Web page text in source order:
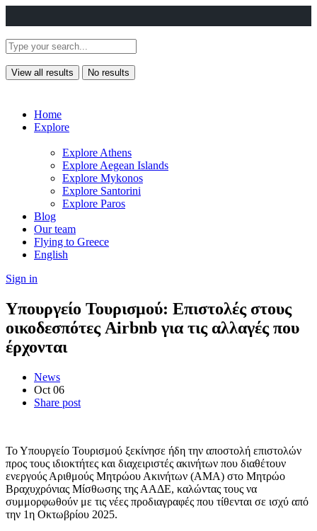
View all results No results
Home
Explore
Explore Athens
Explore Aegean Islands
Explore Mykonos
Explore Santorini
Explore Paros
Blog
Our team
Flying to Greece
English
Sign in
Υπουργείο Τουρισμού: Επιστολές στους
οικοδεσπότες Airbnb για τις αλλαγές που
έρχονται
News
Oct 06
Share post
Το Υπουργείο Τουρισμού ξεκίνησε ήδη την αποστολή επιστολών
προς τους ιδιοκτήτες και διαχειριστές ακινήτων που διαθέτουν
ενεργούς Αριθμούς Μητρώου Ακινήτων (ΑΜΑ) στο Μητρώο
Βραχυχρόνιας Μίσθωσης της ΑΑΔΕ, καλώντας τους να
συμμορφωθούν με τις νέες προδιαγραφές που τίθενται σε ισχύ από
την 1η Οκτωβρίου 2025.